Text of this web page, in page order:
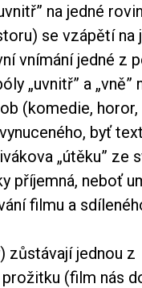
na jedné
se vzápětí na
vnímání jedné z
„uvnitř” a „vně”
(komedie, horor,
byť
„útěku” ze
příjemná, neboť
filmu a
zůstávají jednou z
(film nás